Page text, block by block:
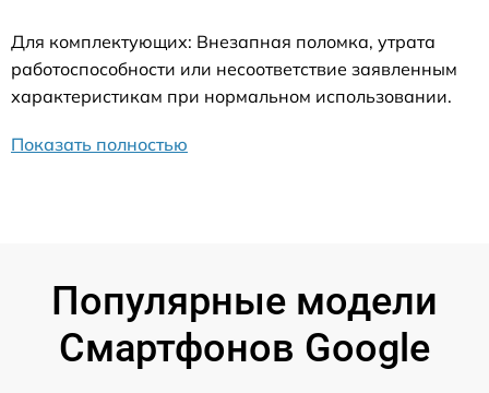
Для комплектующих: Внезапная поломка, утрата
работоспособности или несоответствие заявленным
характеристикам при нормальном использовании.
Показать полностью
Популярные модели
Смартфонов Google